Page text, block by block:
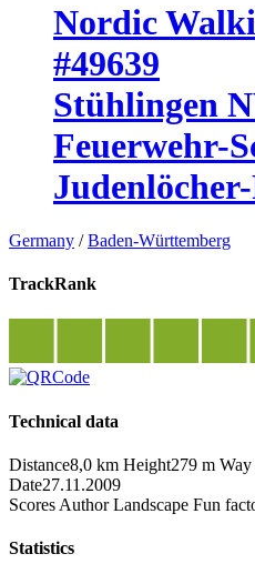
Nordic
#49639
Stühlingen
Feuerwehr-
Germany /Baden-Württemberg
TrackRank
Technical data
Distance8,0 km Height279 m
Date27.11.2009
Scores Author Landscape Fun
Statistics